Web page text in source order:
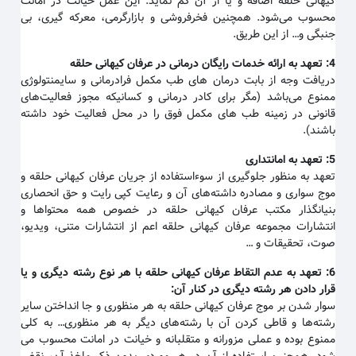
محسوب می‌شود. همچنین فخرفروشی و بازارگرمی، معرکه گیری، بی
جنبگی و… از این طریق.
تعهد به ارائه خدمات رایگان درمانی در عرفان کیهانی حلقه
دریافت وجه از بابت درمان های طب مکمل فرادرمانی و سایمنتولوژی
ممنوع می‌باشد (مگر برای کادر درمانی و کسانیکه مجوز فعالیت‌های
قانونی در زمینه طب های مکمل فوق را در محل فعالیت خود داشته
باشند).
تعهد به امانتداری
تعهد به منظور جلوگیری از سوءاستفاده از جریان عرفان کیهانی حلقه و
موج سواری و مصادره داشته‌های آن و رعایت کپی رایت و حق انحصاری
بنیانگذار مکتب عرفان کیهانی حلقه در خصوص همه محتواها و
انتشارات مجموعه عرفان کیهانی حلقه اعم از انتشارات متنی، ویدیو،
صوت، تحقیقات و …
تعهد به عدم التقاط عرفان کیهانی حلقه با هر نوع رشته دیگری و یا
قرار دادن هر رشته دیگری در کنار آن:
سوار شدن بر موج عرفان کیهانی حلقه به هر منظوری و جا انداختن سایر
رشته‌ها و قاطی کردن آن با رشته‌های دیگر به هر منظوری… به کلی
ممنوع بوده و عملی مزورانه و متقلبانه و خیانت در امانت محسوب می